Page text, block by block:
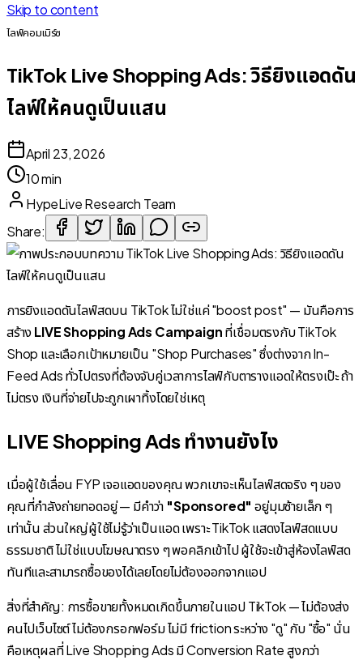
Skip to content
ไลฟ์คอมเมิร์ซ
TikTok Live Shopping Ads: วิธียิงแอดดัน
ไลฟ์ให้คนดูเป็นแสน
April 23, 2026
10 min
HypeLive Research Team
Share:
การยิงแอดดันไลฟ์สดบน TikTok ไม่ใช่แค่ "boost post" — มันคือการ
สร้างLIVE Shopping Ads Campaignที่เชื่อมตรงกับ TikTok
Shop และเลือกเป้าหมายเป็น "Shop Purchases" ซึ่งต่างจาก In-
Feed Ads ทั่วไปตรงที่ต้องจับคู่เวลาการไลฟ์กับตารางแอดให้ตรงเป๊ะ ถ้า
ไม่ตรง เงินที่จ่ายไปจะถูกเผาทิ้งโดยใช่เหตุ
LIVE Shopping Ads ทำงานยังไง
เมื่อผู้ใช้เลื่อน FYP เจอแอดของคุณ พวกเขาจะเห็นไลฟ์สดจริง ๆ ของ
คุณที่กำลังถ่ายทอดอยู่ — มีคำว่า "Sponsored" อยู่มุมซ้ายเล็ก ๆ
เท่านั้น ส่วนใหญ่ผู้ใช้ไม่รู้ว่าเป็นแอด เพราะ TikTok แสดงไลฟ์สดแบบ
ธรรมชาติ ไม่ใช่แบบโฆษณาตรง ๆ พอคลิกเข้าไป ผู้ใช้จะเข้าสู่ห้องไลฟ์สด
ทันทีและสามารถซื้อของได้เลยโดยไม่ต้องออกจากแอป
สิ่งที่สำคัญ: การซื้อขายทั้งหมดเกิดขึ้นภายในแอป TikTok — ไม่ต้องส่ง
คนไปเว็บไซต์ ไม่ต้องกรอกฟอร์ม ไม่มี friction ระหว่าง "ดู" กับ "ซื้อ" นั่น
คือเหตุผลที่ Live Shopping Ads มี Conversion Rate สูงกว่า